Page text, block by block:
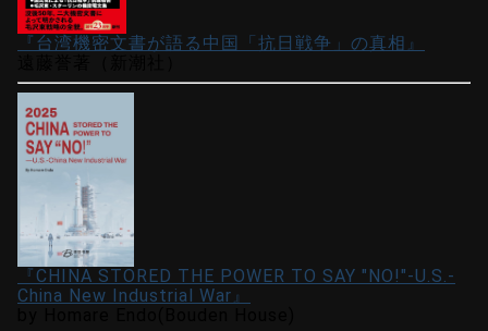
『台湾機密文書が語る中国「抗日戦争」の真相』
『CHINA STORED THE POWER TO SAY "NO!"-U.S.-
China New Industrial War』